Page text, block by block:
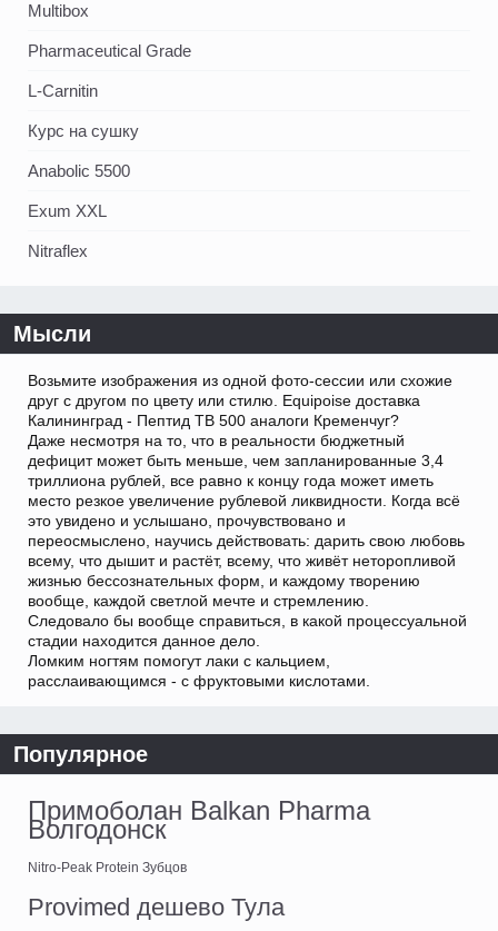
Multibox
Pharmaceutical Grade
L-Carnitin
Курс на сушку
Anabolic 5500
Exum XXL
Nitraflex
Мысли
Возьмите изображения из одной фото-сессии или схожие
друг с другом по цвету или стилю. Equipoise доставка
Калининград - Пептид TB 500 аналоги Кременчуг?
Даже несмотря на то, что в реальности бюджетный
дефицит может быть меньше, чем запланированные 3,4
триллиона рублей, все равно к концу года может иметь
место резкое увеличение рублевой ликвидности. Когда всё
это увидено и услышано, прочувствовано и
переосмыслено, научись действовать: дарить свою любовь
всему, что дышит и растёт, всему, что живёт неторопливой
жизнью бессознательных форм, и каждому творению
вообще, каждой светлой мечте и стремлению.
Следовало бы вообще справиться, в какой процессуальной
стадии находится данное дело.
Ломким ногтям помогут лаки с кальцием,
расслаивающимся - с фруктовыми кислотами.
Популярное
Примоболан Balkan Pharma
Волгодонск
Nitro-Peak Protein Зубцов
Provimed дешево Тула